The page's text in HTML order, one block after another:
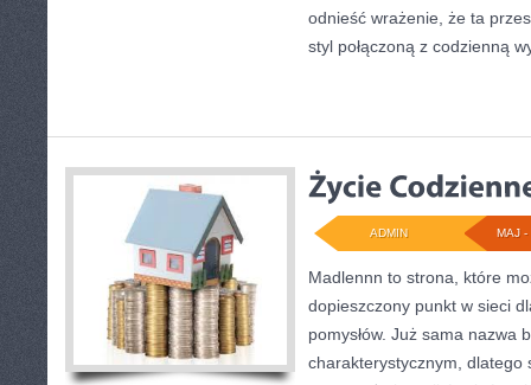
odnieść wrażenie, że ta
styl połączoną z codzienną
MAJ -
ADMIN
Madlennn to strona, które
dopieszczony punkt w sieci
pomysłów. Już sama nazwa
charakterystycznym, dlatego